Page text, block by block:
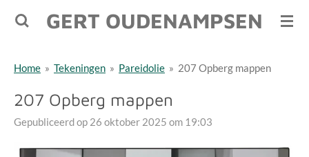
Ga
de
GERT OUDENAMPSEN
Home » Tekeningen » Pareidolie » 207 Opberg mappen
207 Opberg mappen
Gepubliceerd op 26 oktober 2025 om 19:03